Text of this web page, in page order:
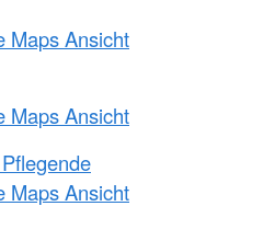
Maps Ansicht
Maps Ansicht
Maps Ansicht